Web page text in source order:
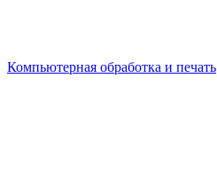
Компьютерная обработка и печать